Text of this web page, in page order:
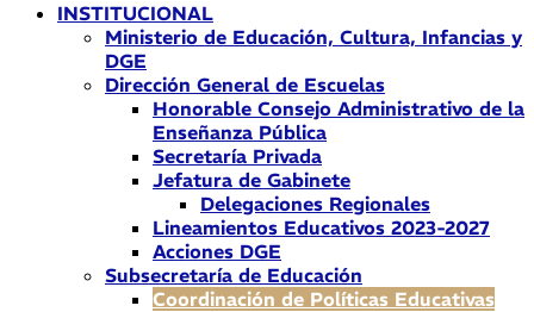
INSTITUCIONAL
Ministerio de Educación, Cultura, Infancias y
DGE
Dirección General de Escuelas
Honorable Consejo Administrativo de la
Enseñanza Pública
Secretaría Privada
Jefatura de Gabinete
Delegaciones Regionales
Lineamientos Educativos 2023-2027
Acciones DGE
Subsecretaría de Educación
Coordinación de Políticas Educativas